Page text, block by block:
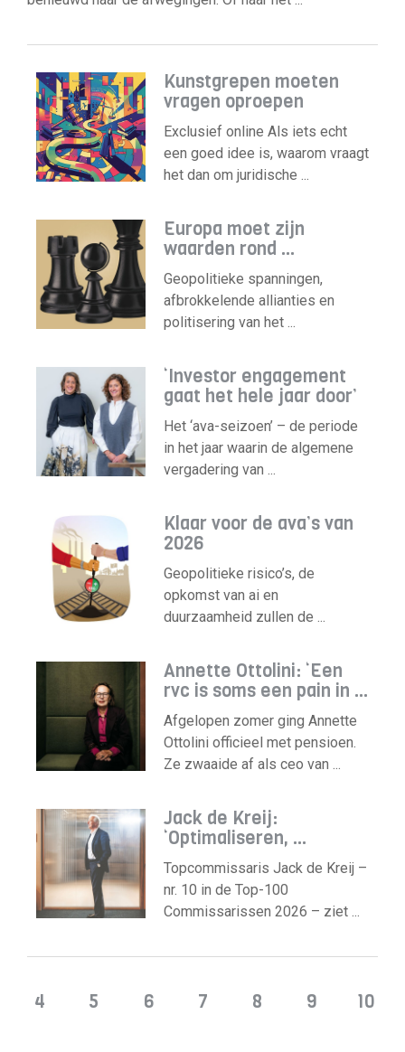
Kunstgrepen moeten
vragen oproepen
Exclusief online Als iets echt
een goed idee is, waarom vraagt
het dan om juridische ...
Europa moet zijn
waarden rond ...
Geopolitieke spanningen,
afbrokkelende allianties en
politisering van het ...
‘Investor engagement
gaat het hele jaar door’
Het ‘ava-seizoen’ – de periode
in het jaar waarin de algemene
vergadering van ...
Klaar voor de ava’s van
2026
Geopolitieke risico’s, de
opkomst van ai en
duurzaamheid zullen de ...
Annette Ottolini: ‘Een
rvc is soms een pain in ...
Afgelopen zomer ging Annette
Ottolini officieel met pensioen.
Ze zwaaide af als ceo van ...
Jack de Kreij:
‘Optimaliseren, ...
Topcommissaris Jack de Kreij –
nr. 10 in de Top-100
Commissarissen 2026 – ziet ...
4 5 6 7 8 9 10